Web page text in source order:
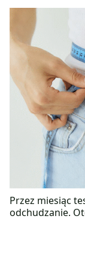
Przez miesiąc
odchudzanie.